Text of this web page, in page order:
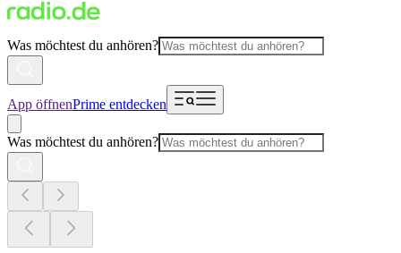
Was möchtest du anhören?
App öffnenPrime entdecken
Was möchtest du anhören?